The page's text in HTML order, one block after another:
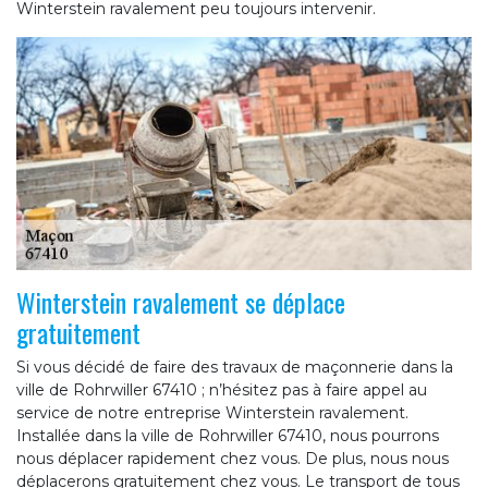
Winterstein ravalement peu toujours intervenir.
Winterstein ravalement se déplace
gratuitement
Si vous décidé de faire des travaux de maçonnerie dans la
ville de Rohrwiller 67410 ; n’hésitez pas à faire appel au
service de notre entreprise Winterstein ravalement.
Installée dans la ville de Rohrwiller 67410, nous pourrons
nous déplacer rapidement chez vous. De plus, nous nous
déplacerons gratuitement chez vous. Le transport de tous